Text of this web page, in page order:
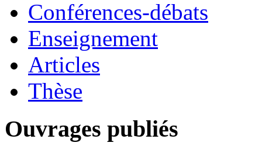
Conférences-débats
Enseignement
Articles
Thèse
Ouvrages publiés